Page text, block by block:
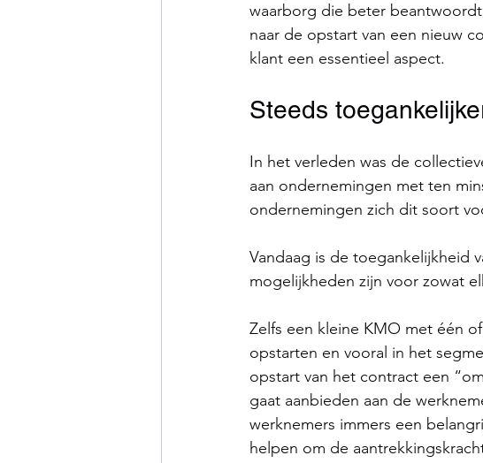
waarborg die beter
naar de opstart van een nieuw
klant een essentieel aspect.
Steeds
In het verleden was de
aan ondernemingen met ten
ondernemingen zich dit soort
Vandaag is de toegankelijkheid
mogelijkheden zijn voor zowat
Zelfs een kleine KMO met één
opstarten en vooral in het
opstart van het contract een
gaat aanbieden aan de
werknemers immers een
helpen om de